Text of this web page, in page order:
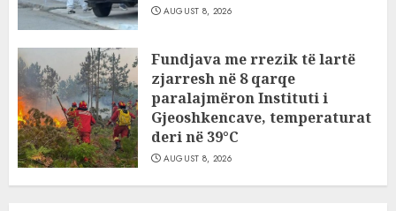
AUGUST 8, 2026
Fundjava me rrezik të lartë
zjarresh në 8 qarqe
paralajmëron Instituti i
Gjeoshkencave, temperaturat
deri në 39°C
AUGUST 8, 2026